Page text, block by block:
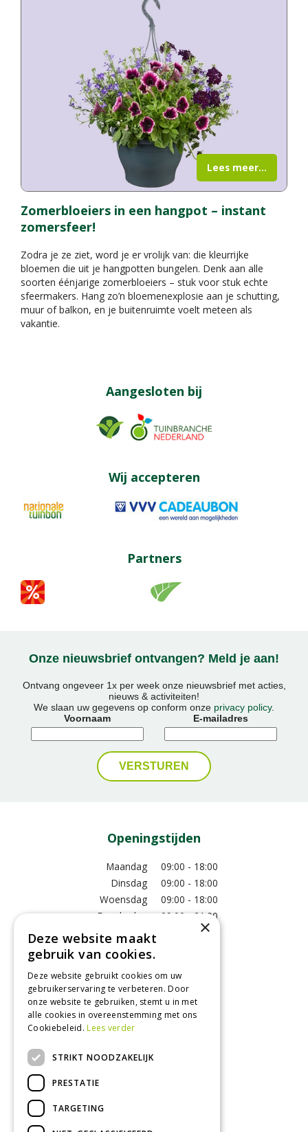
Zomerbloeiers in een hangpot – instant
zomersfeer!
Zodra je ze ziet, word je er vrolijk van: die kleurrijke
bloemen die uit je hangpotten bungelen. Denk aan alle
soorten éénjarige zomerbloeiers – stuk voor stuk echte
sfeermakers. Hang zo’n bloemenexplosie aan je schutting,
muur of balkon, en je buitenruimte voelt meteen als
vakantie.
Lees meer...
Aangesloten bij
Wij accepteren
Partners
Onze nieuwsbrief ontvangen? Meld je aan!
Ontvang ongeveer 1x per week onze nieuwsbrief met acties,
nieuws & activiteiten!
We slaan uw gegevens op conform onze privacy policy.
Voornaam
E-mailadres
Openingstijden
Maandag
09:00 - 18:00
Dinsdag
09:00 - 18:00
Woensdag
09:00 - 18:00
Donderdag
09:00 - 21:00
Vrijdag
09:00 - 18:00
Zaterdag
Toon alle openingstijden
Contact
GroenRijk Tuk
×
Deze website maakt
gebruik van cookies.
Deze website gebruikt cookies om uw
gebruikerservaring te verbeteren. Door
onze website te gebruiken, stemt u in met
alle cookies in overeenstemming met ons
Cookiebeleid.Lees verder
STRIKT NOODZAKELIJK
PRESTATIE
TARGETING